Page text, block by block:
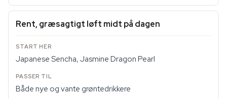
Rent, græsagtigt løft midt på dagen
Japanese Sencha, Jasmine Dragon Pearl
Både nye og vante grøntedrikkere